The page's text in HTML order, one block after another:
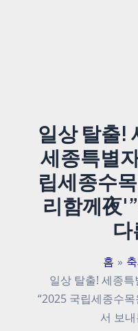
일상 탈출!
세종특별
립세종수
리함께夜
다
홈
일상 탈출! 세종
“2025 국립세종수
서 보